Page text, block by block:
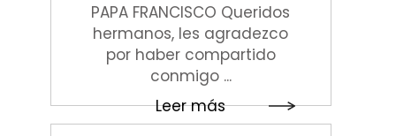
PAPA FRANCISCO Queridos
hermanos, les agradezco
por haber compartido
conmigo ...
Leer más